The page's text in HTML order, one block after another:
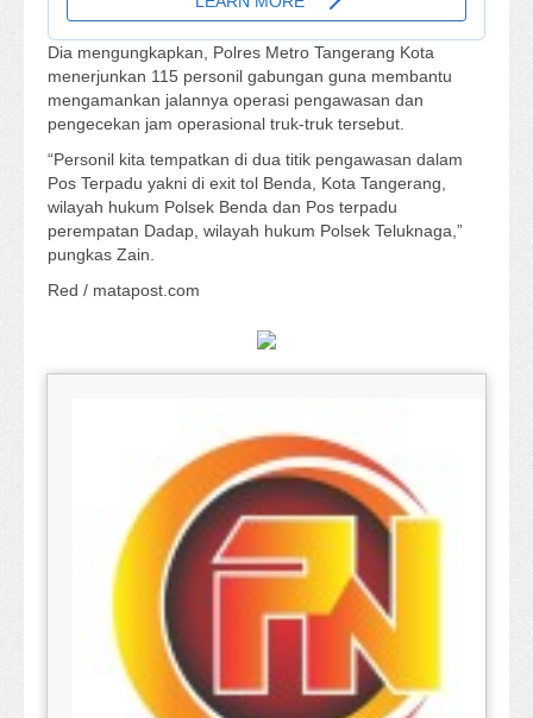
Dia mengungkapkan, Polres Metro Tangerang Kota
menerjunkan 115 personil gabungan guna membantu
mengamankan jalannya operasi pengawasan dan
pengecekan jam operasional truk-truk tersebut.
“Personil kita tempatkan di dua titik pengawasan dalam
Pos Terpadu yakni di exit tol Benda, Kota Tangerang,
wilayah hukum Polsek Benda dan Pos terpadu
perempatan Dadap, wilayah hukum Polsek Teluknaga,”
pungkas Zain.
Red / matapost.com